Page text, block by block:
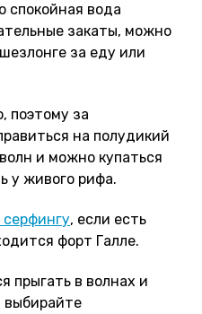
спокойная вода
закаты, можно
за еду или
поэтому за
на полудикий
и можно купаться
у живого рифа.
, если есть
форт Галле.
прыгать в волнах и
выбирайте